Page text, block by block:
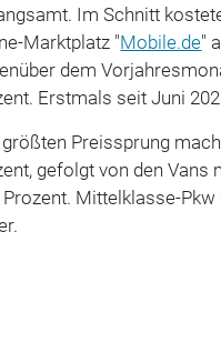
Im Schnitt
Marktplatz "Mobile.de"
dem
Erstmals seit Juni
größten Preissprung
gefolgt von den Vans
Prozent. Mittelklasse-